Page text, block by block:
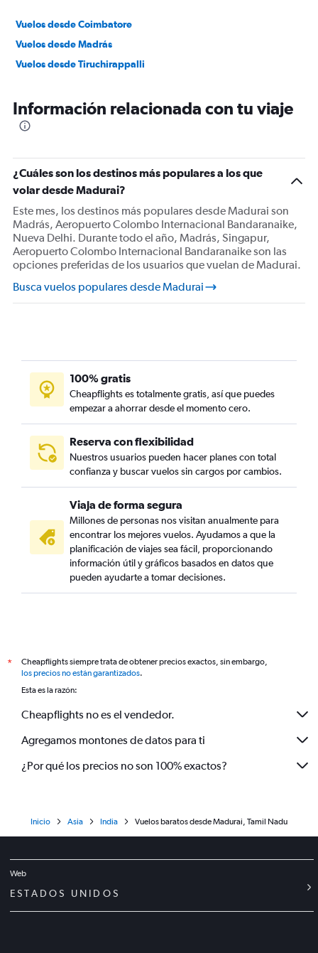
Vuelos desde Coimbatore
Vuelos desde Madrás
Vuelos desde Tiruchirappalli
Información relacionada con tu viaje
¿Cuáles son los destinos más populares a los que
volar desde Madurai?
Este mes, los destinos más populares desde Madurai son
Madrás, Aeropuerto Colombo Internacional Bandaranaike,
Nueva Delhi. Durante todo el año, Madrás, Singapur,
Aeropuerto Colombo Internacional Bandaranaike son las
opciones preferidas de los usuarios que vuelan de Madurai.
Busca vuelos populares desde Madurai
100% gratis
Cheapflights es totalmente gratis, así que puedes
empezar a ahorrar desde el momento cero.
Reserva con flexibilidad
Nuestros usuarios pueden hacer planes con total
confianza y buscar vuelos sin cargos por cambios.
Viaja de forma segura
Millones de personas nos visitan anualmente para
encontrar los mejores vuelos. Ayudamos a que la
planificación de viajes sea fácil, proporcionando
información útil y gráficos basados en datos que
pueden ayudarte a tomar decisiones.
*
Cheapflights siempre trata de obtener precios exactos, sin embargo,
los precios no están garantizados.
Esta es la razón:
Cheapflights no es el vendedor.
Agregamos montones de datos para ti
¿Por qué los precios no son 100% exactos?
Inicio Asia India Vuelos baratos desde Madurai, Tamil Nadu
Web
ESTADOS UNIDOS